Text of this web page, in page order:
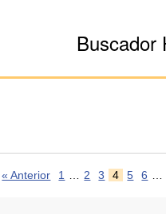
Buscador
« Anterior 1 … 2 3 4 5 6 …